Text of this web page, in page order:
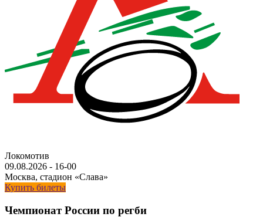
Локомотив
09.08.2026 - 16-00
Москва, стадион «Слава»
Купить билеты
Чемпионат России по регби